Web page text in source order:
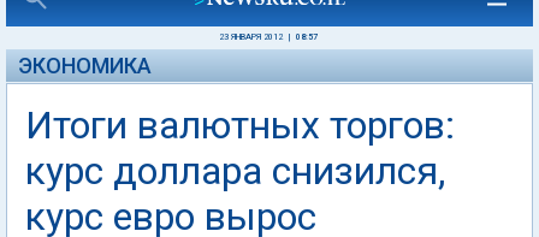
23 ЯНВАРЯ 2012 08:57
ЭКОНОМИКА
Итоги валютных торгов:
курс доллара снизился,
курс евро вырос